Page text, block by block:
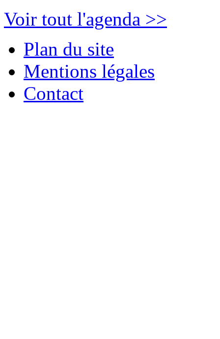
Voir tout l'agenda >>
Plan du site
Mentions légales
Contact